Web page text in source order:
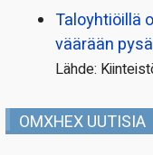
Taloyhtiöillä
väärään
Lähde:
OMXHEX UUTISIA